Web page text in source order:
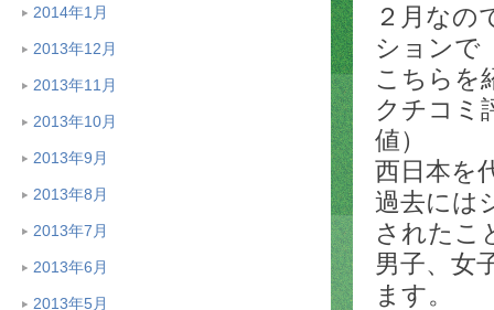
2014年1月
2013年12月
2013年11月
2013年10月
2013年9月
2013年8月
2013年7月
2013年6月
2013年5月
２月なの
ションで
こちらを
クチコミ
値）
西日本を
過去には
されたこ
男子、女
ます。